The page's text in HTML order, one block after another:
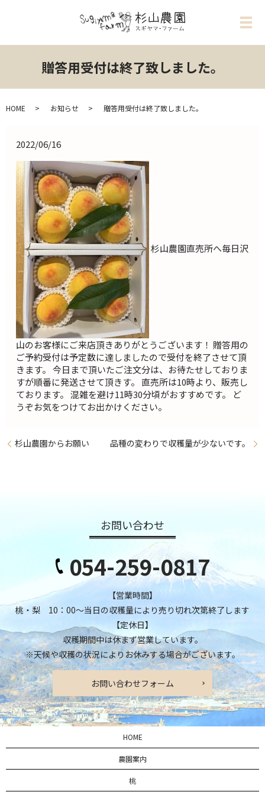
メ
贈答用受付は終了致しました。
HOME お知らせ 贈答用受付は終了致しました。
2022/06/16
杉山農園直売所へ毎日沢
山のお客様にご来店頂きありがとうございます！ 贈答用の
ご予約受付は予定数に達しましたので受付を終了させて頂
きます。 今日まで頂いたご注文分は、お待たせしておりま
すが順番に発送させて頂きす。 直売所は10時より、販売し
ております。 混雑を避け11時30分頃がおすすめです。 ど
うぞお気をつけてお出かけください。
杉山農園からお願い 品種の変わりで収穫量が少ないです。
お問い合わせ
054-259-0817
【営業時間】
桃・梨 10：00～当日の収穫量により売り切れ次第終了します
【定休日】
収穫期間中は休まず営業しています。
※天候や収穫の状況によりお休みする場合がございます。
お問い合わせフォーム
HOME
農園案内
桃